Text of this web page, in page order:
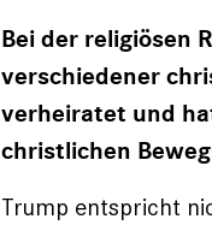
Bei der religiösen
verschiedener
verheiratet und
christlichen
Trump entspricht